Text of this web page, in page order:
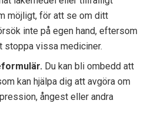
möjligt, för att se om ditt
inte på egen hand, eftersom
stoppa vissa mediciner.
Du kan bli ombedd att
kan hjälpa dig att avgöra om
ångest eller andra